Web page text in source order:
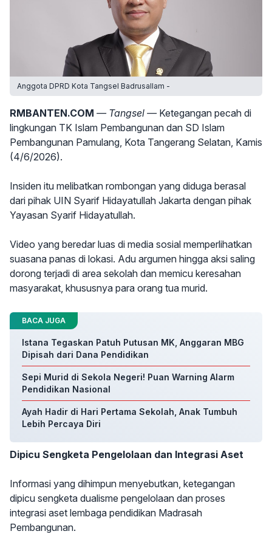
Anggota DPRD Kota Tangsel Badrusallam -
RMBANTEN.COM — Tangsel —Ketegangan pecah di
lingkungan TK Islam Pembangunan dan SD Islam
Pembangunan Pamulang, Kota Tangerang Selatan, Kamis
(4/6/2026).
Insiden itu melibatkan rombongan yang diduga berasal
dari pihak UIN Syarif Hidayatullah Jakarta dengan pihak
Yayasan Syarif Hidayatullah.
Video yang beredar luas di media sosial memperlihatkan
suasana panas di lokasi. Adu argumen hingga aksi saling
dorong terjadi di area sekolah dan memicu keresahan
masyarakat, khususnya para orang tua murid.
BACA JUGA
Istana Tegaskan Patuh Putusan MK, Anggaran MBG
Dipisah dari Dana Pendidikan
Sepi Murid di Sekola Negeri! Puan Warning Alarm
Pendidikan Nasional
Ayah Hadir di Hari Pertama Sekolah, Anak Tumbuh
Lebih Percaya Diri
Dipicu Sengketa Pengelolaan dan Integrasi Aset
Informasi yang dihimpun menyebutkan, ketegangan
dipicu sengketa dualisme pengelolaan dan proses
integrasi aset lembaga pendidikan Madrasah
Pembangunan.